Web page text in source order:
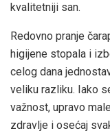
kvalitetniji san.
Redovno pranje
higijene stopala i
celog dana
veliku razliku. Iako
važnost, upravo
zdravlje i osećaj